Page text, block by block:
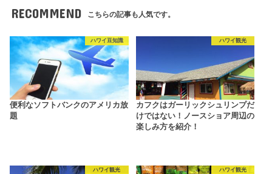
RECOMMEND こちらの記事も人気です。
ハワイ豆知識
便利なソフトバンクのアメリカ放
題
ハワイ観光
カフクはガーリックシュリンプだ
けではない！ノースショア周辺の
楽しみ方を紹介！
ハワイ観光 ハワイ観光